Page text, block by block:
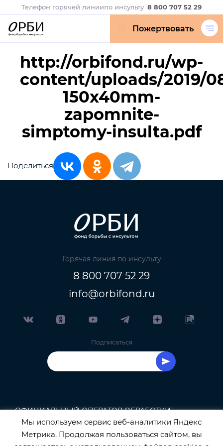
Телефон горячей линиипо инсульту 8 800 707 52 29
Пожертвовать
http://orbifond.ru/wp-
content/uploads/2019/
150x40mm-
zapomnite-
simptomy-insulta.pdf
Поделиться
Горячая линия по инсульту
8 800 707 52 29
info@orbifond.ru
Подписаться
ОФИЦИАЛЬНЫЙ ОПЕРАТОР ОБРАБОТКИ
ПЕРСОНАЛЬНЫХ ДАННЫХ РЕГИСТРАЦИОННЫЙ
Мы используем сервис веб-аналитики Яндекс
Метрика. Продолжая пользоваться сайтом, вы